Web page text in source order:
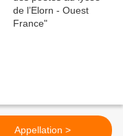
Appellation >